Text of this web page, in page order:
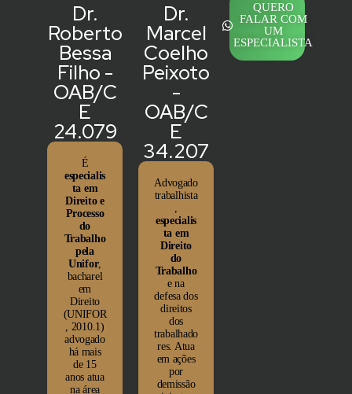
Dr.
Roberto
Bessa
Filho -
OAB/C
E
24.079
É
especialis
ta em
Direito e
Processo
do
Trabalho
pela
Unifor,
bacharel
em
Direito
(UNIFOR
, 2010.1)
advogado
há mais
de 15
anos atua
na área
Dr.
Marcel
Coelho
Peixoto
-
OAB/C
E
34.207
Advogado
trabalhista
,
especialis
ta em
Direito
do
Trabalho
e na
defesa dos
direitos
dos
trabalhado
res. Atua
em ações
por
demissão
QUERO
FALAR COM
UM
ESPECIALISTA